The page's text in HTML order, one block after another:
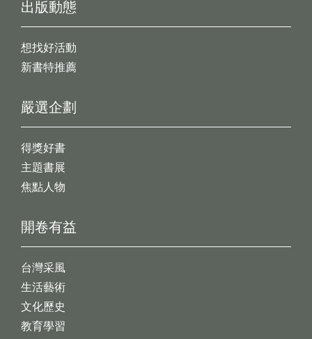
出版動態
想找好活動
新書特推薦
開卷有益
台灣采風
生活藝術
文化歷史
教育學習
嚴選企劃
得獎好書
主題書展
焦點人物